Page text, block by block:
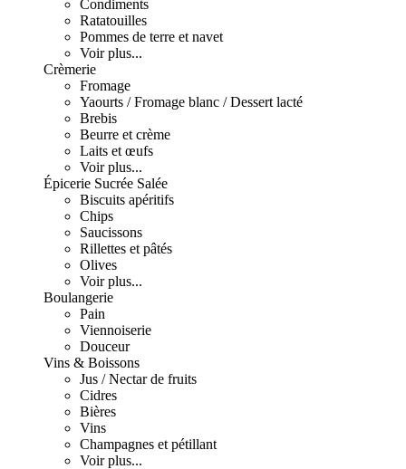
Condiments
Ratatouilles
Pommes de terre et navet
Voir plus...
Crèmerie
Fromage
Yaourts / Fromage blanc / Dessert lacté
Brebis
Beurre et crème
Laits et œufs
Voir plus...
Épicerie Sucrée Salée
Biscuits apéritifs
Chips
Saucissons
Rillettes et pâtés
Olives
Voir plus...
Boulangerie
Pain
Viennoiserie
Douceur
Vins & Boissons
Jus / Nectar de fruits
Cidres
Bières
Vins
Champagnes et pétillant
Voir plus...